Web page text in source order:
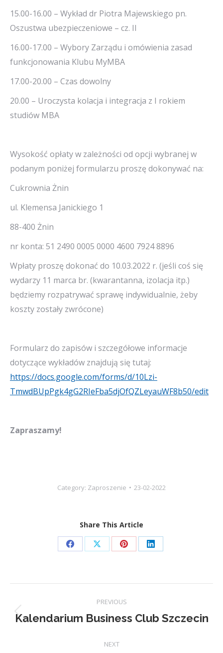
15.00-16.00 – Wykład dr Piotra Majewskiego pn.
Oszustwa ubezpieczeniowe – cz. II
16.00-17.00 – Wybory Zarządu i omówienia zasad
funkcjonowania Klubu MyMBA
17.00-20.00 – Czas dowolny
20.00 – Uroczysta kolacja i integracja z I rokiem
studiów MBA
Wysokość opłaty w zależności od opcji wybranej w
podanym poniżej formularzu proszę dokonywać na:
Cukrownia Żnin
ul. Klemensa Janickiego 1
88-400 Żnin
nr konta: 51 2490 0005 0000 4600 7924 8896
Wpłaty proszę dokonać do 10.03.2022 r. (jeśli coś się
wydarzy 11 marca br. (kwarantanna, izolacja itp.)
będziemy rozpatrywać sprawę indywidualnie, żeby
koszty zostały zwrócone)
Formularz do zapisów i szczegółowe informacje
dotyczące wykładów znajdują się tutaj:
https://docs.google.com/forms/d/10Lzi-
TmwdBUpPgk4gG2RIeFba5djOfQZLeyauWF8b50/edit
Zapraszamy!
Category: Zaproszenie 23-02-2022
Share This Article
Share
Facebook
Share
X
Share
Pinterest
Share
LinkedIn
navigation
PREVIOUS
Previous
Kalendarium Business Club Szczecin
NEXT